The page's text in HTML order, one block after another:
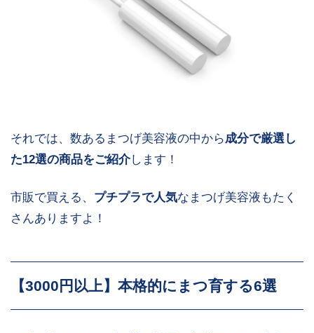
長をサポートする
まつげの成長を早くし、
まつげを長くする働きが
期待できる
パンテノール 保湿
ヒトオリゴペプチド
ヒトオリゴペプチド−5
ヒトオリゴペプチド−13
コラーゲンやエラスチ
ン、ヒアルロン酸を産生
する線維芽細胞を増やす
それでは、数あるまつげ美容液の中から成分で厳選し
た12選の商品をご紹介します！
市販で買える、 プチプラで人気なまつげ美容液もたく
さんありますよ！
【3000円以上】本格的にまつ育する6選